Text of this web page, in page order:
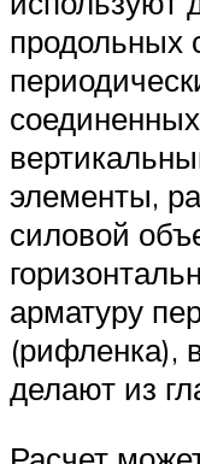
продольных
элементы,
силовой
арматуру
(рифленка),
делают из